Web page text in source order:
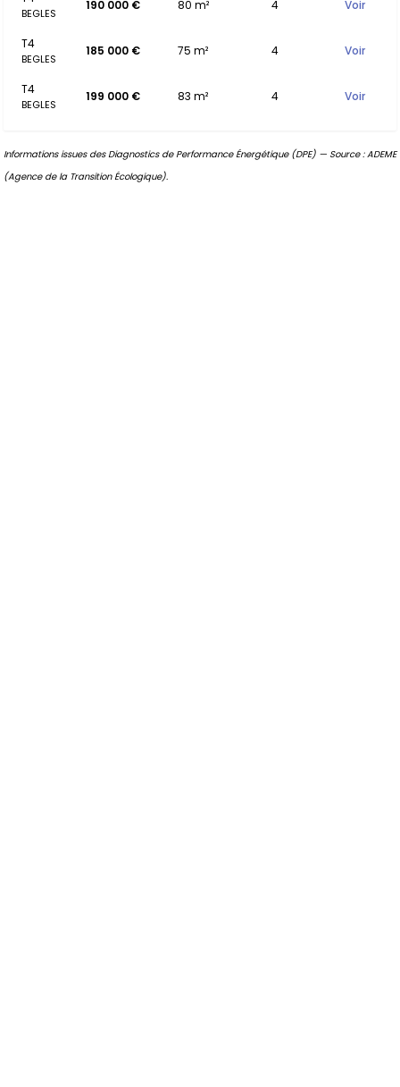
BEGLES
190 000 € 80 m² 4 Voir
T4
BEGLES
185 000 € 75 m² 4 Voir
T4
BEGLES
199 000 € 83 m² 4 Voir
Informations issues des Diagnostics de Performance Énergétique (DPE) — Source : ADEME
(Agence de la Transition Écologique).